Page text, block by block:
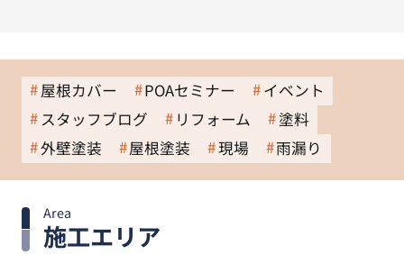
屋根カバー POAセミナー
イベント
スタッフブログ
リフォーム
塗料
外壁塗装
屋根塗装 現場 雨漏り
施工エリア
Area